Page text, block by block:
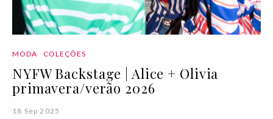
MODA COLEÇÕES
NYFW Backstage | Alice + Olivia
primavera/verão 2026
18 Sep 2025